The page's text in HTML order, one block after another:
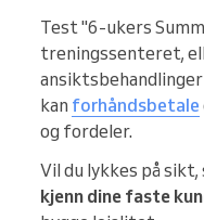
Test "6-ukers
treningssenteret,
kan forhåndsbetale
og fordeler.
Vil du lykkes på sikt,
kjenn dine faste